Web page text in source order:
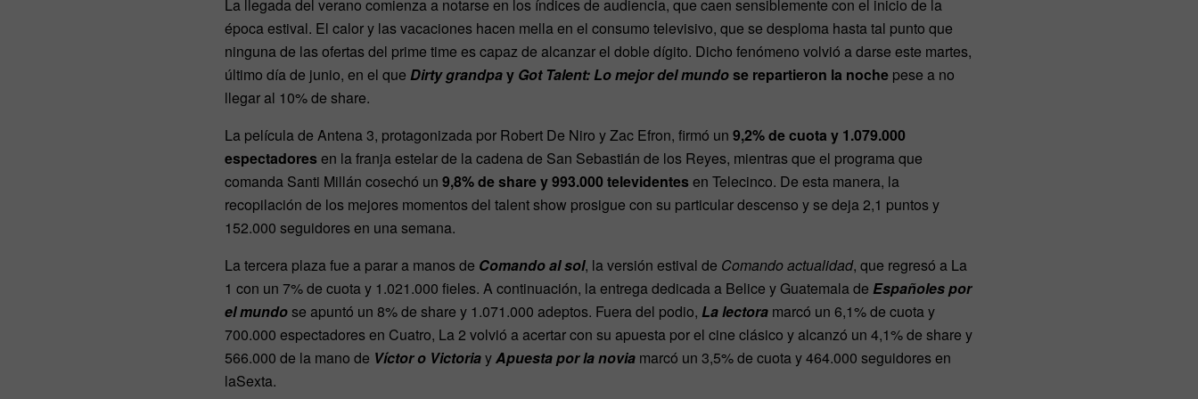
La llegada del verano comienza a notarse en los índices de audiencia, que caen sensiblemente con el inicio de la
época estival. El calor y las vacaciones hacen mella en el consumo televisivo, que se desploma hasta tal punto que
ninguna de las ofertas del prime time es capaz de alcanzar el doble dígito. Dicho fenómeno volvió a darse este martes,
último día de junio, en el que Dirty grandpay Got Talent: Lo mejor del mundose repartieron la noche pese a no
llegar al 10% de share.
La película de Antena 3, protagonizada por Robert De Niro y Zac Efron, firmó un 9,2% de cuota y 1.079.000
espectadores en la franja estelar de la cadena de San Sebastián de los Reyes, mientras que el programa que
comanda Santi Millán cosechó un 9,8% de share y 993.000 televidentes en Telecinco. De esta manera, la
recopilación de los mejores momentos del talent show prosigue con su particular descenso y se deja 2,1 puntos y
152.000 seguidores en una semana.
La tercera plaza fue a parar a manos de Comando al sol, la versión estival de Comando actualidad, que regresó a La
1 con un 7% de cuota y 1.021.000 fieles. A continuación, la entrega dedicada a Belice y Guatemala de Españoles por
el mundose apuntó un 8% de share y 1.071.000 adeptos. Fuera del podio, La lectora marcó un 6,1% de cuota y
700.000 espectadores en Cuatro, La 2 volvió a acertar con su apuesta por el cine clásico y alcanzó un 4,1% de share y
566.000 de la mano de Víctor o VictoriayApuesta por la novia marcó un 3,5% de cuota y 464.000 seguidores en
laSexta.